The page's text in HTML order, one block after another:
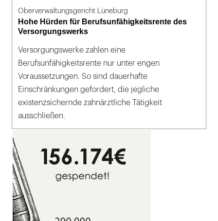
Oberverwaltungsgericht Lüneburg
Hohe Hürden für Berufsunfähigkeitsrente des
Versorgungswerks
Versorgungswerke zahlen eine
Berufsunfähigkeitsrente nur unter engen
Voraussetzungen. So sind dauerhafte
Einschränkungen gefordert, die jegliche
existenzsichernde zahnärztliche Tätigkeit
ausschließen.